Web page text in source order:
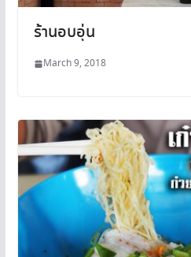
ร้านอบอุ่น
March 9, 2018